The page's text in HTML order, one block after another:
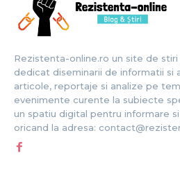
Rezistenta-online.ro un site de
dedicat diseminarii de informatii si
articole, reportaje si analize pe
evenimente curente la subiecte
un spatiu digital pentru informare
oricand la adresa: